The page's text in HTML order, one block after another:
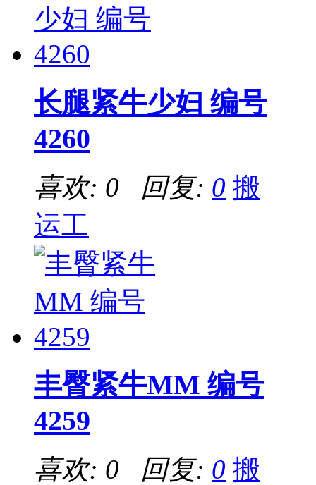
长腿紧牛少妇 编号
4260
喜欢: 0 回复: 0 搬
运工
丰臀紧牛MM 编号
4259
喜欢: 0 回复: 0 搬